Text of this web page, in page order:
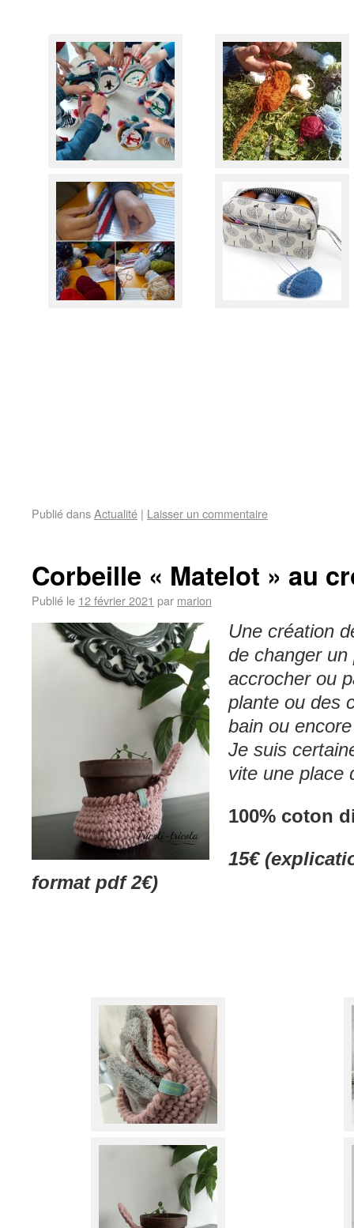
Publié dansActualité | Laisser un commentaire
Corbeille « Matelot » au
Publié le 12 février 2021 par marion
Une création
de changer
accrocher ou
plante ou des
bain ou
Je suis
vite une place
100% coton
15€
format pdf 2€)